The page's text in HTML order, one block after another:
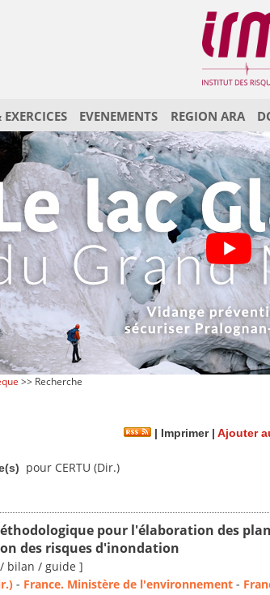
EVENEMENTS REGION ARA
>> Recherche
| Imprimer| Ajouter
pour CERTU (Dir.)
pour l'élaboration des
des risques d'inondation
bilan / guide ]
- France. Ministère de l'environnement -